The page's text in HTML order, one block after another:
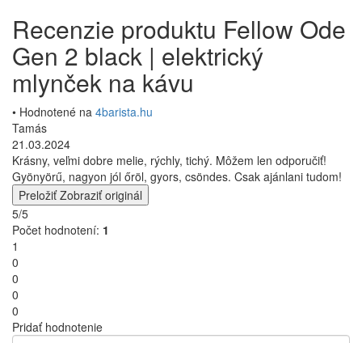
Recenzie produktu Fellow Ode
Gen 2 black | elektrický
mlynček na kávu
• Hodnotené na 4barista.hu
Tamás
21.03.2024
Krásny, veľmi dobre melie, rýchly, tichý. Môžem len odporučiť!
Gyönyörű, nagyon jól őröl, gyors, csöndes. Csak ajánlani tudom!
Preložiť Zobraziť originál
5/5
Počet hodnotení: 1
1
0
0
0
0
Pridať hodnotenie